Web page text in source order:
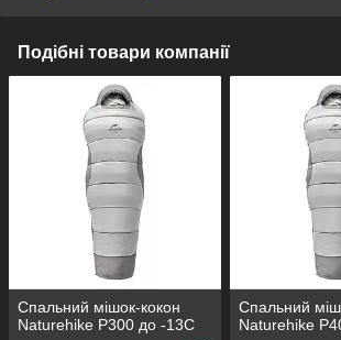
Подібні товари компанії
Спальний мішок-кокон
Naturehike P300 до -13C
Спальний
Naturehike